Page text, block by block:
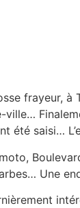
frayeur,
été saisi…
Une